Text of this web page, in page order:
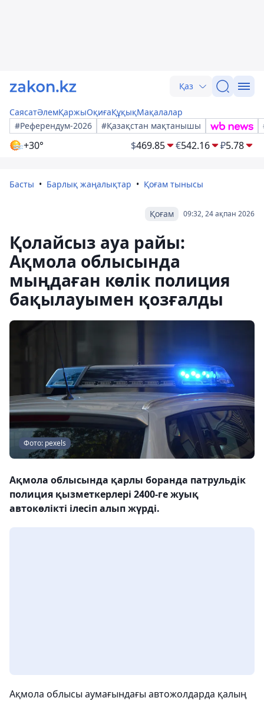
Қаз
СаясатӘлемҚаржыОқиғаҚұқықМақалалар
#Референдум-2026
#Қазақстан мақтанышы
+30° $469.85 €542.16 ₽5.78
Басты Барлық жаңалықтар Қоғам тынысы
09:32, 24 ақпан 2026
Қоғам
Қолайсыз ауа райы:
Ақмола облысында
мыңдаған көлік полиция
бақылауымен қозғалды
Фото: pexels
Ақмола облысында қарлы боранда патрульдік
полиция қызметкерлері 2400-ге жуық
автокөлікті ілесіп алып жүрді.
Ақмола облысы аумағындағы автожолдарда қалың